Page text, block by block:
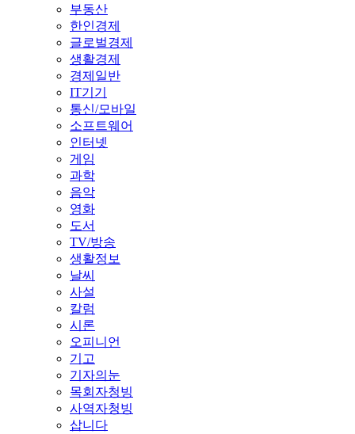
부동산
한인경제
글로벌경제
생활경제
경제일반
IT기기
통신/모바일
소프트웨어
인터넷
게임
과학
음악
영화
도서
TV/방송
생활정보
날씨
사설
칼럼
시론
오피니언
기고
기자의눈
목회자청빙
사역자청빙
삽니다